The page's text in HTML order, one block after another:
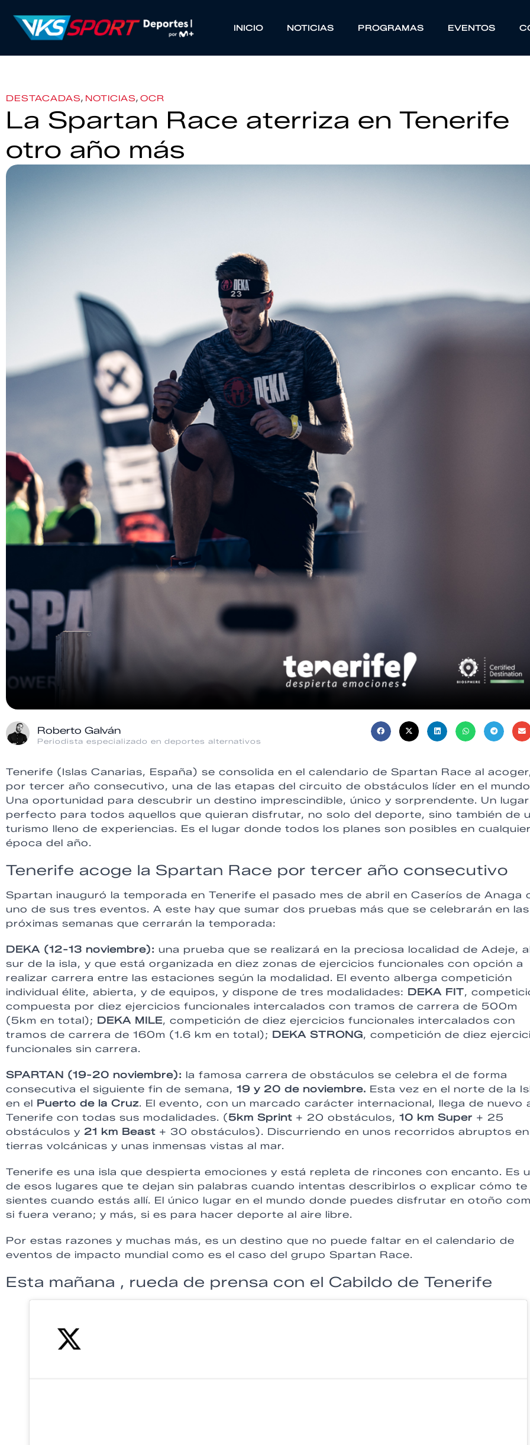
INICIO NOTICIAS PROGRAMAS EVENTOS
DESTACADAS, NOTICIAS, OCR
La Spartan Race aterriza en Tenerife
otro año más
Roberto Galván
Periodista especializado en deportes alternativos
Tenerife (Islas Canarias, España) se consolida en el calendario de Spartan Race al
por tercer año consecutivo, una de las etapas del circuito de obstáculos líder en el
Una oportunidad para descubrir un destino imprescindible, único y sorprendente. Un lugar
perfecto para todos aquellos que quieran disfrutar, no solo del deporte, sino también de
turismo lleno de experiencias. Es el lugar donde todos los planes son posibles en cualquier
época del año.
Tenerife acoge la Spartan Race por tercer año consecutivo
Spartan inauguró la temporada en Tenerife el pasado mes de abril en Caseríos de Anaga
uno de sus tres eventos. A este hay que sumar dos pruebas más que se celebrarán en las
próximas semanas que cerrarán la temporada:
DEKA (12-13 noviembre): una prueba que se realizará en la preciosa localidad de Adeje,
sur de la isla, y que está organizada en diez zonas de ejercicios funcionales con opción a
realizar carrera entre las estaciones según la modalidad. El evento alberga competición
individual élite, abierta, y de equipos, y dispone de tres modalidades: DEKA FIT,
compuesta por diez ejercicios funcionales intercalados con tramos de carrera de 500m
(5km en total); DEKA MILE, competición de diez ejercicios funcionales intercalados con
tramos de carrera de 160m (1.6 km en total); DEKA STRONG, competición de diez
funcionales sin carrera.
SPARTAN (19-20 noviembre): la famosa carrera de obstáculos se celebra el de forma
consecutiva el siguiente fin de semana, 19 y 20 de noviembre. Esta vez en el norte de la
en el Puerto de la Cruz. El evento, con un marcado carácter internacional, llega de nuevo
Tenerife con todas sus modalidades. (5km Sprint + 20 obstáculos, 10 km Super + 25
obstáculos y 21 km Beast + 30 obstáculos). Discurriendo en unos recorridos abruptos en
tierras volcánicas y unas inmensas vistas al mar.
Tenerife es una isla que despierta emociones y está repleta de rincones con encanto. Es
de esos lugares que te dejan sin palabras cuando intentas describirlos o explicar cómo te
sientes cuando estás allí. El único lugar en el mundo donde puedes disfrutar en otoño
si fuera verano; y más, si es para hacer deporte al aire libre.
Por estas razones y muchas más, es un destino que no puede faltar en el calendario de
eventos de impacto mundial como es el caso del grupo Spartan Race.
Esta mañana , rueda de prensa con el Cabildo de Tenerife